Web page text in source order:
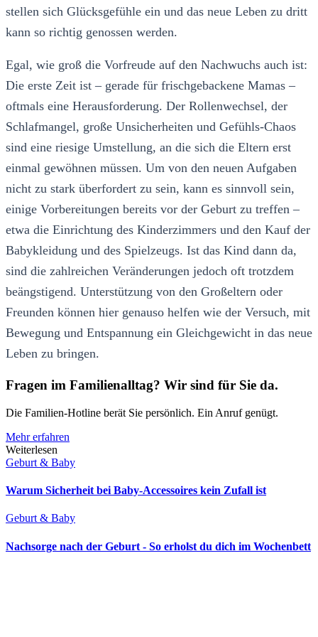
stellen sich Glücksgefühle ein und das neue Leben zu dritt
kann so richtig genossen werden.
Egal, wie groß die Vorfreude auf den Nachwuchs auch ist:
Die erste Zeit ist – gerade für frischgebackene Mamas –
oftmals eine Herausforderung. Der Rollenwechsel, der
Schlafmangel, große Unsicherheiten und Gefühls-Chaos
sind eine riesige Umstellung, an die sich die Eltern erst
einmal gewöhnen müssen. Um von den neuen Aufgaben
nicht zu stark überfordert zu sein, kann es sinnvoll sein,
einige Vorbereitungen bereits vor der Geburt zu treffen –
etwa die Einrichtung des Kinderzimmers und den Kauf der
Babykleidung und des Spielzeugs. Ist das Kind dann da,
sind die zahlreichen Veränderungen jedoch oft trotzdem
beängstigend. Unterstützung von den Großeltern oder
Freunden können hier genauso helfen wie der Versuch, mit
Bewegung und Entspannung ein Gleichgewicht in das neue
Leben zu bringen.
Fragen im Familienalltag? Wir sind für Sie da.
Die Familien-Hotline berät Sie persönlich. Ein Anruf genügt.
Mehr erfahren
Weiterlesen
Geburt & Baby
Warum Sicherheit bei Baby-Accessoires kein Zufall ist
Geburt & Baby
Nachsorge nach der Geburt - So erholst du dich im Wochenbett